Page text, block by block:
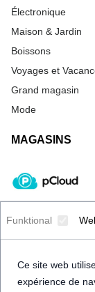
Funktional
Ce site web
expérience de
Électronique
Maison & Jardin
Boissons
Voyages et
Grand magasin
Mode
MAGASINS